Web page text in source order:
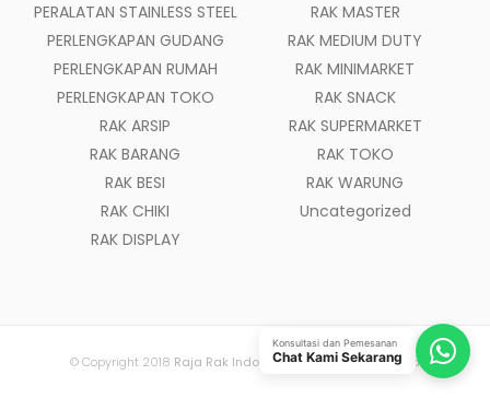
PERALATAN STAINLESS STEEL
PERLENGKAPAN GUDANG
PERLENGKAPAN RUMAH
PERLENGKAPAN TOKO
RAK ARSIP
RAK BARANG
RAK BESI
RAK CHIKI
RAK DISPLAY
RAK MASTER
RAK MEDIUM DUTY
RAK MINIMARKET
RAK SNACK
RAK SUPERMARKET
RAK TOKO
RAK WARUNG
Uncategorized
© Copyright 2018 Raja Rak Indonesia- All Rights Reserved
Konsultasi dan Pemesanan
Chat Kami Sekarang